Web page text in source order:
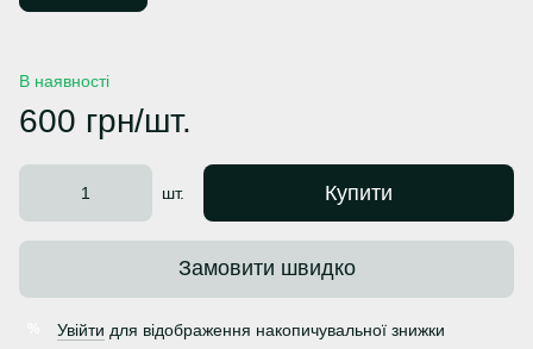
В наявності
600 грн/шт.
шт. Купити
Замовити швидко
Увійти для відображення накопичувальної знижки